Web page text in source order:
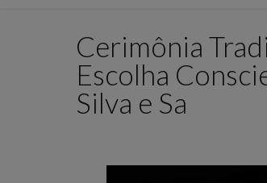
Cerimônia
Escolha
Silva e Sa